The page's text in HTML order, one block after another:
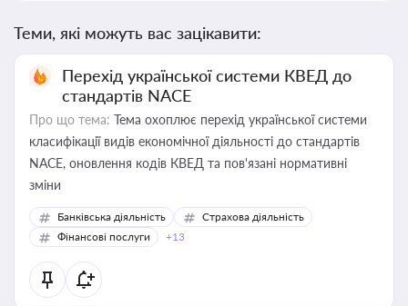
Теми, які можуть вас зацікавити:
Перехід української системи КВЕД до
стандартів NACE
Про що тема: Тема охоплює перехід української системи
класифікації видів економічної діяльності до стандартів
NACE, оновлення кодів КВЕД та пов'язані нормативні
зміни
Банківська діяльність
Страхова діяльність
Фінансові послуги
+13